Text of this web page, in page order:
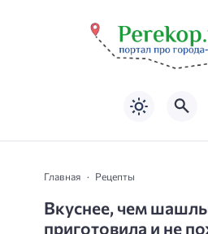
Главная Рецепты
Вкуснее, чем
приготовила и не